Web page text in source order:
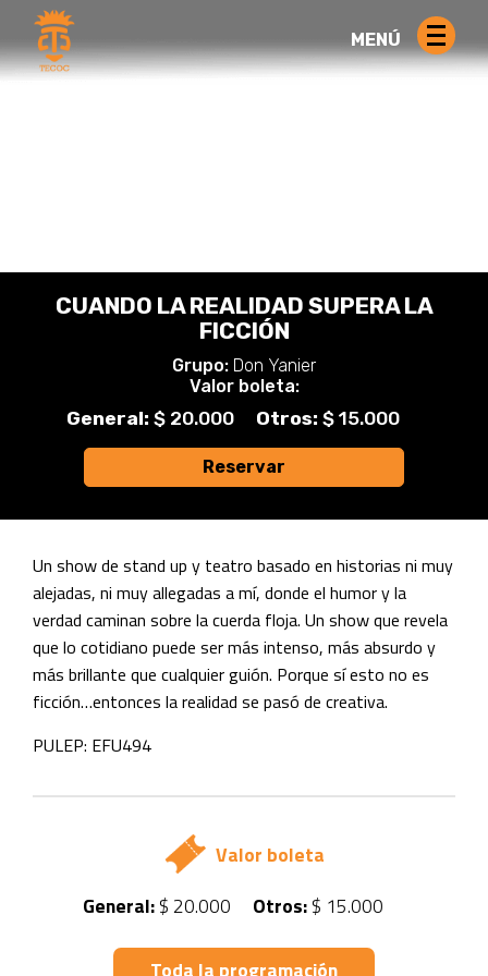
MENÚ
CUANDO LA REALIDAD SUPERA LA
FICCIÓN
Grupo: Don Yanier
Valor boleta:
General: $ 20.000 Otros: $ 15.000
Reservar
Un show de stand up y teatro basado en historias ni muy
alejadas, ni muy allegadas a mí, donde el humor y la
verdad caminan sobre la cuerda floja. Un show que revela
que lo cotidiano puede ser más intenso, más absurdo y
más brillante que cualquier guión. Porque sí esto no es
ficción…entonces la realidad se pasó de creativa.
PULEP: EFU494
Valor boleta
General:$ 20.000 Otros:$ 15.000
Toda la programación